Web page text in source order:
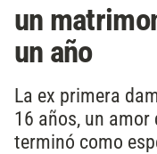
un
un año
La ex primera
16 años, un amor
terminó como